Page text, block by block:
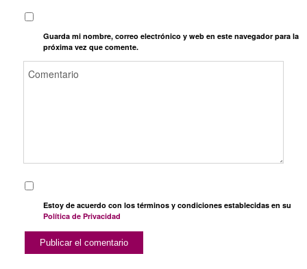
Guarda mi nombre, correo electrónico y web en este navegador para la
próxima vez que comente.
Estoy de acuerdo con los términos y condiciones establecidas en su
Política de Privacidad